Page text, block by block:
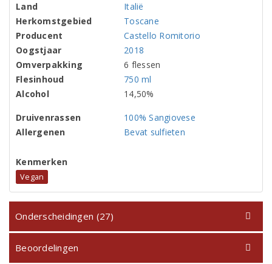
Land
Italië
Herkomstgebied
Toscane
Producent
Castello Romitorio
Oogstjaar
2018
Omverpakking
6 flessen
Flesinhoud
750 ml
Alcohol
14,50%
Druivenrassen
100% Sangiovese
Allergenen
Bevat sulfieten
Kenmerken
Vegan
Onderscheidingen (27)
Beoordelingen